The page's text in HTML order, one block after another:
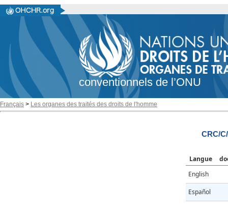
conventionnels de l’ONU
Français > Les organes des traités des droits de l'homme
CRC/
Langue
English
Español